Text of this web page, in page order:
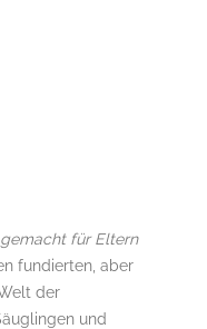
für Eltern
fundierten, aber
der
und